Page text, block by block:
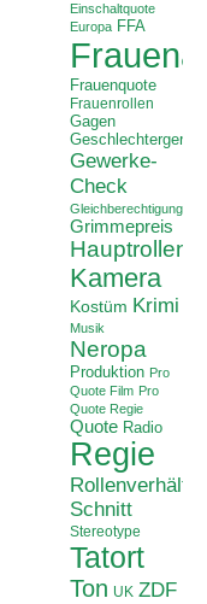
Einschaltquote
Europa FFA
Frauenquote
Frauenrollen
Gagen
Gewerke-
Check
Gleichberechtigung
Grimmepreis
Hauptrollen
Kamera
Kostüm Krimi
Musik
Neropa
Produktion Pro
Quote Film Pro
Quote Regie
Quote Radio
Regie
Schnitt
Stereotype
Tatort
Ton UK ZDF